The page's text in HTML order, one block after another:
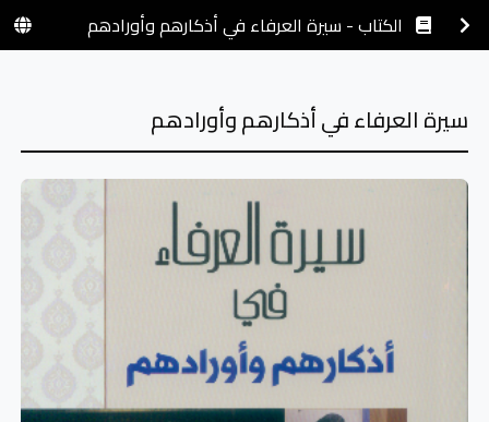
الكتاب - سيرة العرفاء في أذكارهم وأورادهم
سيرة العرفاء في أذكارهم وأورادهم